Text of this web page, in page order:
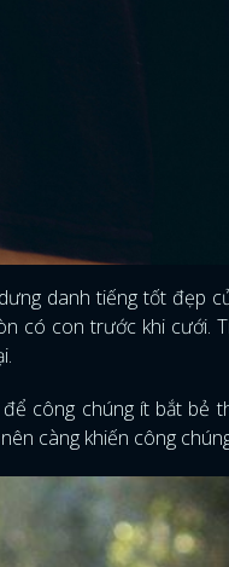
danh tiếng tốt đẹp
có con trước khi cưới.
công chúng ít bắt bẻ
càng khiến công